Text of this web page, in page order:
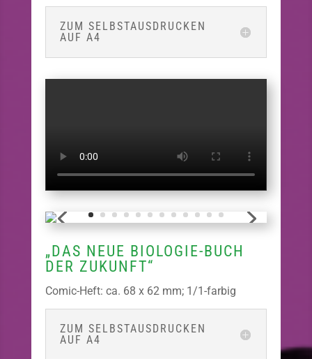
ZUM SELBSTAUSDRUCKEN
AUF A4
„DAS NEUE BIOLOGIE-BUCH
DER ZUKUNFT“
Comic-Heft: ca. 68 x 62 mm; 1/1-farbig
ZUM SELBSTAUSDRUCKEN
AUF A4